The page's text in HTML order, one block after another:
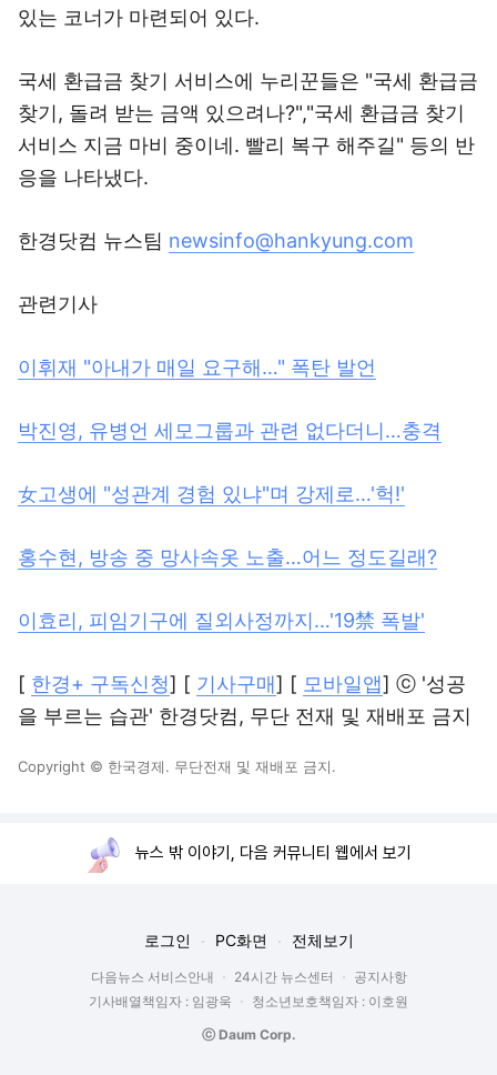
있는 코너가 마련되어 있다.
국세 환급금 찾기 서비스에 누리꾼들은 "국세 환급금
찾기, 돌려 받는 금액 있으려나?","국세 환급금 찾기
서비스 지금 마비 중이네. 빨리 복구 해주길" 등의 반
응을 나타냈다.
한경닷컴 뉴스팀 newsinfo@hankyung.com
관련기사
이휘재 "아내가 매일 요구해…" 폭탄 발언
박진영, 유병언 세모그룹과 관련 없다더니…충격
女고생에 "성관계 경험 있냐"며 강제로…'헉!'
홍수현, 방송 중 망사속옷 노출…어느 정도길래?
이효리, 피임기구에 질외사정까지…'19禁 폭발'
[ 한경+ 구독신청] [ 기사구매] [ 모바일앱] ⓒ '성공
을 부르는 습관' 한경닷컴, 무단 전재 및 재배포 금지
Copyright © 한국경제. 무단전재 및 재배포 금지.
뉴스 밖 이야기, 다음 커뮤니티 웹에서 보기
로그인 PC화면 전체보기
다음뉴스 서비스안내 24시간 뉴스센터
공지사항
기사배열책임자 : 임광욱
청소년보호책임자 : 이호원
ⓒ Daum Corp.